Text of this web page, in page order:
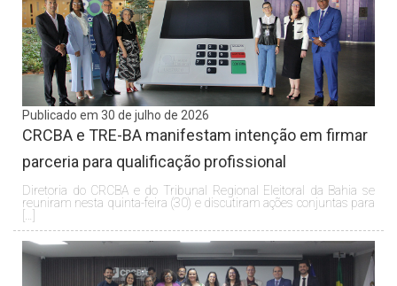
Publicado em 30 de julho de 2026
CRCBA e TRE-BA manifestam intenção em firmar
parceria para qualificação profissional
Diretoria do CRCBA e do Tribunal Regional Eleitoral da Bahia se
reuniram nesta quinta-feira (30) e discutiram ações conjuntas para